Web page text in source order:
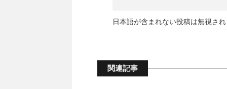
日本語が含まれない投稿は無視さ
関連記事